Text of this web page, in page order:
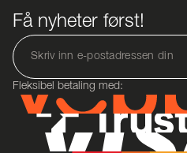
Få nyheter først!
Fleksibel betaling med: